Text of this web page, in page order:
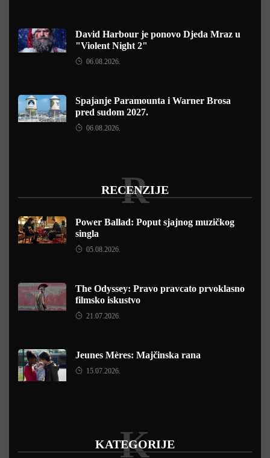
David Harbour je ponovo Djeda Mraz u
"Violent Night 2"
06.08.2026.
Spajanje Paramounta i Warner Brosa
pred sudom 2027.
06.08.2026.
RECENZIJE
R
Power Ballad: Poput sjajnog muzičkog
singla
05.08.2026.
The Odyssey: Pravo pravcato prvoklasno
filmsko iskustvo
21.07.2026.
Jeunes Mères: Majčinska rana
15.07.2026.
KATEGORIJE
K